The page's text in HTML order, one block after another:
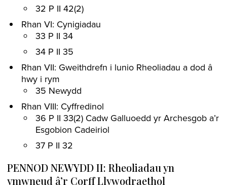
32 P II 42(2)
Rhan VI: Cynigiadau
33 P II 34
34 P II 35
Rhan VII: Gweithdrefn i lunio Rheoliadau a dod â
hwy i rym
35 Newydd
Rhan VIII: Cyffredinol
36 P II 33(2) Cadw Galluoedd yr Archesgob a’r
Esgobion Cadeiriol
37 P II 32
PENNOD NEWYDD II: Rheoliadau yn
ymwneud â’r Corff Llywodraethol